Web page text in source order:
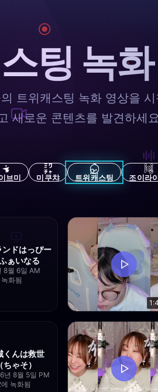
팅 녹
트위캐스팅 녹화 영상을
새로운 콘텐츠를 발견하세
브미 미쿠챠 트위캐스팅 조이라
ンドはっぴー
ぁいなる
8월 6일 AM
화됨
くんは救世
ちゃそ）
년 8월 5일 PM
녹화됨